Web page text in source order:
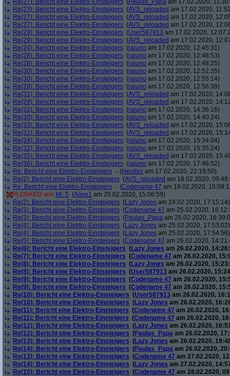
Re(27): Bericht eine Elektro-Einsteigers (Paulas_Papa am 17.02.2020,
Re(23): Bericht eine Elektro-Einsteigers (AVS_reloaded am 17.02.2020,
Re(27): Bericht eine Elektro-Einsteigers (AVS_reloaded am 17.02.2020,
Re(27): Bericht eine Elektro-Einsteigers (AVS_reloaded am 17.02.2020,
Re(29): Bericht eine Elektro-Einsteigers (User587913 am 17.02.2020,
Re(29): Bericht eine Elektro-Einsteigers (AVS_reloaded am 17.02.2020,
Re(24): Bericht eine Elektro-Einsteigers (raiuno am 17.02.2020, 12:45:31)
Re(28): Bericht eine Elektro-Einsteigers (raiuno am 17.02.2020, 12:46:53)
Re(28): Bericht eine Elektro-Einsteigers (raiuno am 17.02.2020, 12:48:25)
Re(30): Bericht eine Elektro-Einsteigers (raiuno am 17.02.2020, 12:52:35)
Re(30): Bericht eine Elektro-Einsteigers (raiuno am 17.02.2020, 12:55:14)
Re(28): Bericht eine Elektro-Einsteigers (raiuno am 17.02.2020, 12:56:39)
Re(31): Bericht eine Elektro-Einsteigers (AVS_reloaded am 17.02.2020,
Re(29): Bericht eine Elektro-Einsteigers (AVS_reloaded am 17.02.2020,
Re(32): Bericht eine Elektro-Einsteigers (raiuno am 17.02.2020, 14:36:16)
Re(30): Bericht eine Elektro-Einsteigers (raiuno am 17.02.2020, 14:40:24)
Re(33): Bericht eine Elektro-Einsteigers (AVS_reloaded am 17.02.2020,
Re(31): Bericht eine Elektro-Einsteigers (AVS_reloaded am 17.02.2020,
Re(34): Bericht eine Elektro-Einsteigers (raiuno am 17.02.2020, 15:34:04)
Re(32): Bericht eine Elektro-Einsteigers (raiuno am 17.02.2020, 15:35:24)
Re(35): Bericht eine Elektro-Einsteigers (AVS_reloaded am 17.02.2020,
Re(36): Bericht eine Elektro-Einsteigers (raiuno am 17.02.2020, 17:46:52)
Re: Bericht eine Elektro-Einsteigers
(Heuliez am 17.02.2020, 22:19:50)
Re(2): Bericht eine Elektro-Einsteigers (AVS_reloaded am 18.02.2020,
Re: Bericht eine Elektro-Einsteigers
(Codename 47 am 19.02.2020,
PLONKED von Mr. 5 (Aline1 am 20.02.2020, 15:06:59)
Re(2): Bericht eine Elektro-Einsteigers (Lazy Jones am 24.02.2020, 17:15:14)
Re(3): Bericht eine Elektro-Einsteigers (Codename 47 am 25.02.2020,
Re(3): Bericht eine Elektro-Einsteigers (Paulas_Papa am 25.02.2020,
Re(4): Bericht eine Elektro-Einsteigers (Lazy Jones am 25.02.2020, 17:53:02)
Re(4): Bericht eine Elektro-Einsteigers (Lazy Jones am 25.02.2020, 17:54:56)
Re(5): Bericht eine Elektro-Einsteigers (Codename 47 am 26.02.2020,
Re(6): Bericht eine Elektro-Einsteigers (Lazy Jones am 26.02.2020,
Re(7): Bericht eine Elektro-Einsteigers (Codename 47 am 26.02.2020,
Re(8): Bericht eine Elektro-Einsteigers (Lazy Jones am 26.02.2020,
Re(8): Bericht eine Elektro-Einsteigers (User587913 am 26.02.2020,
Re(9): Bericht eine Elektro-Einsteigers (Codename 47 am 26.02.2020,
Re(9): Bericht eine Elektro-Einsteigers (Codename 47 am 26.02.2020,
Re(10): Bericht eine Elektro-Einsteigers (User587913 am 26.02.2020,
Re(10): Bericht eine Elektro-Einsteigers (Lazy Jones am 26.02.2020,
Re(11): Bericht eine Elektro-Einsteigers (Codename 47 am 26.02.2020,
Re(11): Bericht eine Elektro-Einsteigers (Codename 47 am 26.02.2020,
Re(12): Bericht eine Elektro-Einsteigers (Lazy Jones am 26.02.2020,
Re(12): Bericht eine Elektro-Einsteigers (Paulas_Papa am 26.02.2020,
Re(13): Bericht eine Elektro-Einsteigers (Lazy Jones am 26.02.2020,
Re(14): Bericht eine Elektro-Einsteigers (Paulas_Papa am 26.02.2020,
Re(13): Bericht eine Elektro-Einsteigers (Codename 47 am 27.02.2020,
Re(14): Bericht eine Elektro-Einsteigers (Lazy Jones am 27.02.2020,
Re(15): Bericht eine Elektro-Einsteigers (Codename 47 am 28.02.2020,